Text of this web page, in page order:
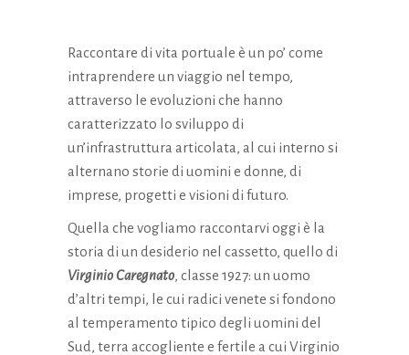
Raccontare di vita portuale è un po’ come
intraprendere un viaggio nel tempo,
attraverso le evoluzioni che hanno
caratterizzato lo sviluppo di
un’infrastruttura articolata, al cui interno si
alternano storie di uomini e donne, di
imprese, progetti e visioni di futuro.
Quella che vogliamo raccontarvi oggi è la
storia di un desiderio nel cassetto, quello di
Virginio Caregnato, classe 1927: un uomo
d’altri tempi, le cui radici venete si fondono
al temperamento tipico degli uomini del
Sud, terra accogliente e fertile a cui Virginio
Statistici
Al fine di
migliorare
la
funzionalità
struttura
del sito
Web, in
come viene
utilizzato il
Esperienza
Affinché il